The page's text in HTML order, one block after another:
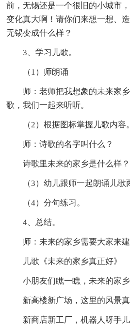
前，无锡还是一个很旧的小城市
变化真大啊！请你们来想一想、
无锡变成什么样？
3、学习儿歌。
（1）师朗诵
师：老师把我想象的未来家
歌，我们一起来听听。
（2）根据图标掌握儿歌内容。
师：诗歌的名字叫什么？
诗歌里未来的家乡是什么样
（3）幼儿跟师一起朗诵儿歌
（4）分句练习。
4、总结。
师：未来的家乡需要大家来建
儿歌《未来的家乡真正好》
小朋友们瞧一瞧，未来的家乡
新高楼新广场，这里的风景真
新商店新工厂，机器人呀手儿